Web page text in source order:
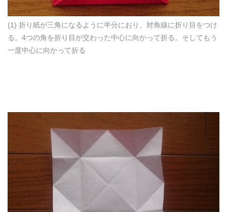
(1) 折り紙が三角になるように半分におり、対角線に折り目をつけ
る。4つの角を折り目が交わった中心に向かって折る。そしてもう
一度中心に向かって折る